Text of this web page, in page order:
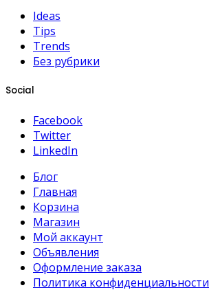
Ideas
Tips
Trends
Без рубрики
Social
Facebook
Twitter
LinkedIn
Блог
Главная
Корзина
Магазин
Мой аккаунт
Объявления
Оформление заказа
Политика конфиденциальности